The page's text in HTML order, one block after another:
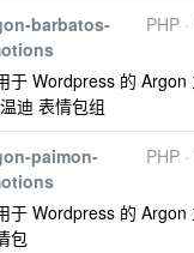
PHP
barbatos-
于 Wordpress 的 Argon
迪 表情包组
PHP
paimon-
于 Wordpress 的 Argon
包